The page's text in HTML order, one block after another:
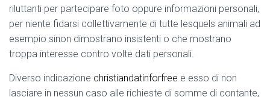
riluttanti per partecipare foto oppure informazioni personali,
per niente fidarsi collettivamente di tutte lesquels animali ad
esempio sinon dimostrano insistenti o che mostrano
troppa interesse contro volte dati personali.
Diverso indicazione christiandatinforfree e esso di non
lasciare in nessun caso alle richieste di somme di contante,